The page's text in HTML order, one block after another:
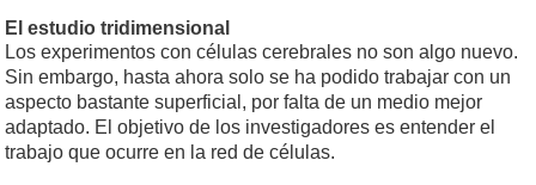
El estudio tridimensional
Los experimentos con células cerebrales no son algo nuevo.
Sin embargo, hasta ahora solo se ha podido trabajar con un
aspecto bastante superficial, por falta de un medio mejor
adaptado. El objetivo de los investigadores es entender el
trabajo que ocurre en la red de células.